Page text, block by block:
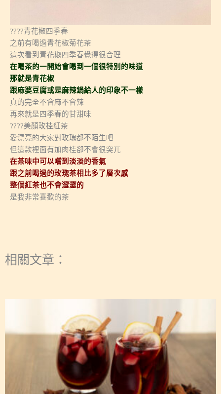
????青花椒四季春
之前有喝過青花椒菊花茶
這次看到青花椒四季春覺得很合理
在喝茶的一開始會喝到一個很特別的味道
那就是青花椒
跟麻婆豆腐或是麻辣鍋給人的印象不一樣
真的完全不會麻不會辣
再來就是四季春的甘甜味
????美顏玫桂紅茶
愛漂亮的大家對玫瑰都不陌生吧
但這款裡面有加肉桂卻不會很突兀
在茶味中可以嚐到淡淡的香氣
跟之前喝過的玫瑰茶相比多了層次感
整個紅茶也不會澀澀的
是我非常喜歡的茶
相關文章：